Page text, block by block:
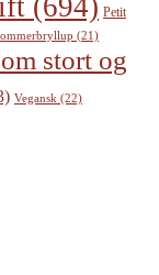
(694) Petit
(21)
stort og
Vegansk (22)